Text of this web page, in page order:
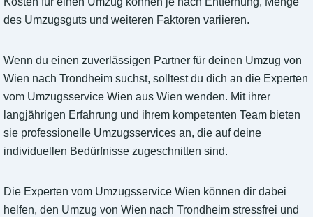
des Umzugsguts und weiteren Faktoren variieren.
Wenn du einen zuverlässigen Partner für deinen Umzug von
Wien nach Trondheim suchst, solltest du dich an die Experten
vom Umzugsservice Wien aus Wien wenden. Mit ihrer
langjährigen Erfahrung und ihrem kompetenten Team bieten
sie professionelle Umzugsservices an, die auf deine
individuellen Bedürfnisse zugeschnitten sind.
Die Experten vom Umzugsservice Wien können dir dabei
helfen, den Umzug von Wien nach Trondheim stressfrei und